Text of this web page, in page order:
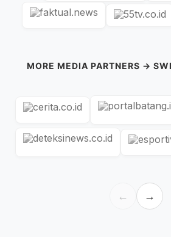
MORE MEDIA PARTNERS →
← →